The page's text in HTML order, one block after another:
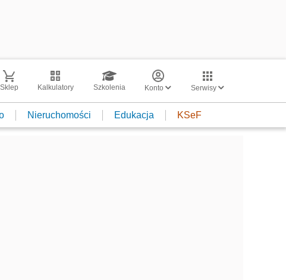
Sklep Kalkulatory Szkolenia Konto Serwisy
Nieruchomości Edukacja KSeF